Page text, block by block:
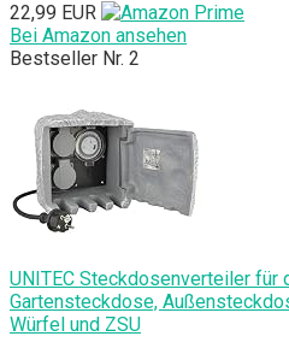
22,99 EUR
Bei Amazon ansehen
Bestseller Nr. 2
UNITEC Steckdosenverteiler für
Gartensteckdose,
Würfel und ZSU